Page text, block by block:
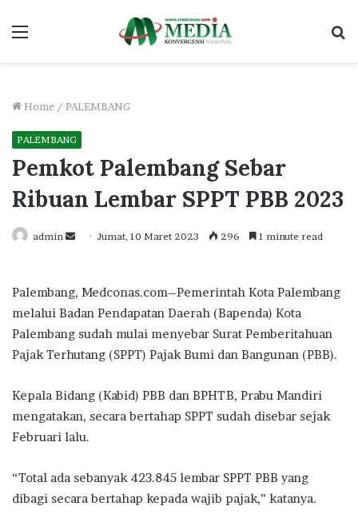
Menu
Home / PALEMBANG
PALEMBANG
Pemkot Palembang Sebar
Ribuan Lembar SPPT PBB 2023
admin
Send Jumat, 10 Maret 2023 296 1 minute read
Palembang, Medconas.com–Pemerintah Kota Palembang
melalui Badan Pendapatan Daerah (Bapenda) Kota
Palembang sudah mulai menyebar Surat Pemberitahuan
Pajak Terhutang (SPPT) Pajak Bumi dan Bangunan (PBB).
Kepala Bidang (Kabid) PBB dan BPHTB, Prabu Mandiri
mengatakan, secara bertahap SPPT sudah disebar sejak
Februari lalu.
“Total ada sebanyak 423.845 lembar SPPT PBB yang
dibagi secara bertahap kepada wajib pajak,” katanya.